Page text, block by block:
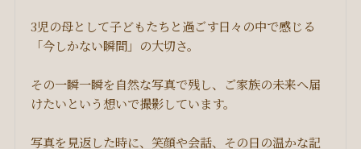
3児の母として子どもたちと過ごす日々の中で感じる
「今しかない瞬間」の大切さ。
その一瞬一瞬を自然な写真で残し、ご家族の未来へ届
けたいという想いで撮影しています。
写真を見返した時に、笑顔や会話、その日の温かな記